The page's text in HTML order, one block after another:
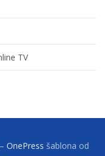
TV
– OnePress šablona od